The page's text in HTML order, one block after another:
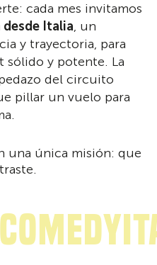
cada mes invitamos
desde Italia, un
y trayectoria, para
sólido y potente. La
del circuito
pillar un vuelo para
una única misión: que